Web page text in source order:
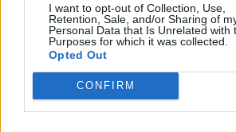
I want to opt-out of Collection, Use,
Retention, Sale, and/or Sharing of
Personal Data that Is Unrelated with
Purposes for which it was collected.
Opted Out
CONFIRM
Stotelė „Pervalkos gv.“ 8.12, 10.12,
14.1216.12, 17.12, 18.12, 19.12,
Stotelė „Pervalkos gv. prie plento“
10.15, 11.15, 12.15, 14.15, 16.15,